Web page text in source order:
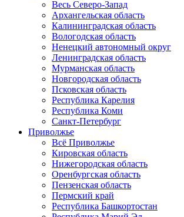
Весь Северо-Запад
Архангельская область
Калининградская область
Вологодская область
Ненецкий автономный округ
Ленинградская область
Мурманская область
Новгородская область
Псковская область
Республика Карелия
Республика Коми
Санкт-Петербург
Приволжье
Всё Приволжье
Кировская область
Нижегородская область
Оренбургская область
Пензенская область
Пермский край
Республика Башкортостан